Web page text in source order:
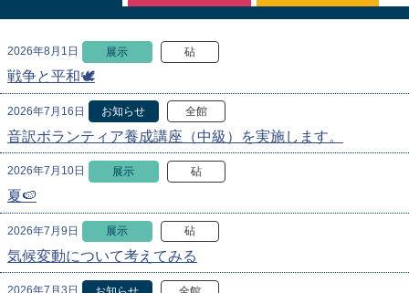
2026年8月1日 展示 砧
戦争と平和🕊
2026年7月16日 お知らせ 全館
音訳ボランティア養成講座（中級）を実施します。
2026年7月10日 展示 砧
夏🍉
2026年7月9日 展示 砧
気候変動について考えてみる